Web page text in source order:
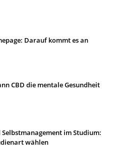
Darauf kommt es an
CBD die mentale Gesundheit
im Studium:
wählen